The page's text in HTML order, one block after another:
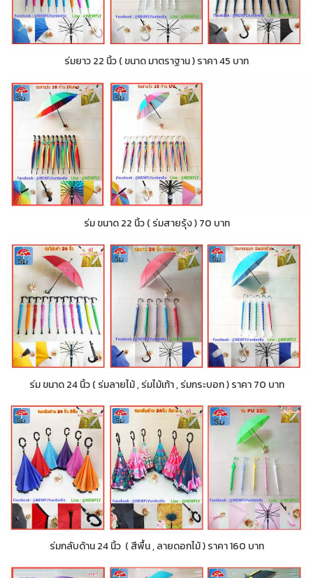
ร่มยาว 22 นิ้ว ( ขนาด มาตราฐาน ) ราคา 45 บาท
ร่ม ขนาด 22 นิ้ว ( ร่มสายรุ้ง ) 70 บาท
ร่ม ขนาด 24 นิ้ว ( ร่มลายไม้ , ร่มไม้เท้า , ร่มกระบอก ) ราคา 70 บาท
ร่มกลับด้าน 24 นิ้ว ( สีพื้น , ลายดอกไม้ ) ราคา 160 บาท